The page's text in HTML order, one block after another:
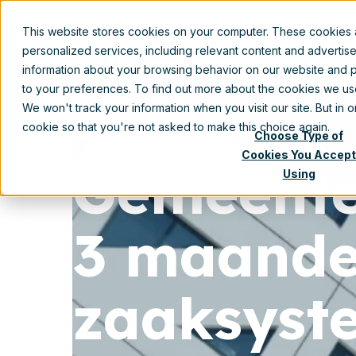
This website stores cookies on your computer. These
personalized services, including relevant content and
information about your browsing behavior on our website and
to your preferences. To find out more about the cookies we
We won't track your information when you visit our site. But
cookie so that you're not asked to make this choice again.
Choose Type of
Cookies You Accept
Using
3